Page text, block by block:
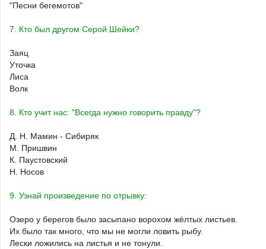
"Песни бегемотов"
7. Кто был другом Серой Шейки?
Заяц
Уточка
Лиса
Волк
8. Кто учит нас: "Всегда нужно говорить правду"?
Д. Н. Мамин - Сибиряк
М. Пришвин
К. Паустовский
Н. Носов
9. Узнай произведение по отрывку:
Озеро у берегов было засыпано ворохом жёлтых листьев.
Их было так много, что мы не могли ловить рыбу.
Лески ложились на листья и не тонули.